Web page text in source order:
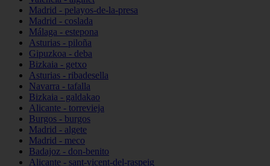
Madrid - pelayos-de-la-presa
Madrid - coslada
Málaga - estepona
Asturias - piloña
Gipuzkoa - deba
Bizkaia - getxo
Asturias - ribadesella
Navarra - tafalla
Bizkaia - galdakao
Alicante - torrevieja
Burgos - burgos
Madrid - algete
Madrid - meco
Badajoz - don-benito
Alicante - sant-vicent-del-raspeig